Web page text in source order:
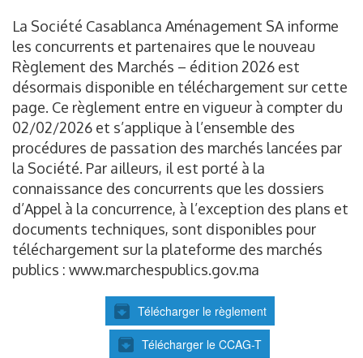
La Société Casablanca Aménagement SA informe
les concurrents et partenaires que le nouveau
Règlement des Marchés – édition 2026 est
désormais disponible en téléchargement sur cette
page. Ce règlement entre en vigueur à compter du
02/02/2026 et s’applique à l’ensemble des
procédures de passation des marchés lancées par
la Société. Par ailleurs, il est porté à la
connaissance des concurrents que les dossiers
d’Appel à la concurrence, à l’exception des plans et
documents techniques, sont disponibles pour
téléchargement sur la plateforme des marchés
publics : www.marchespublics.gov.ma
Télécharger le règlement
Télécharger le CCAG-T